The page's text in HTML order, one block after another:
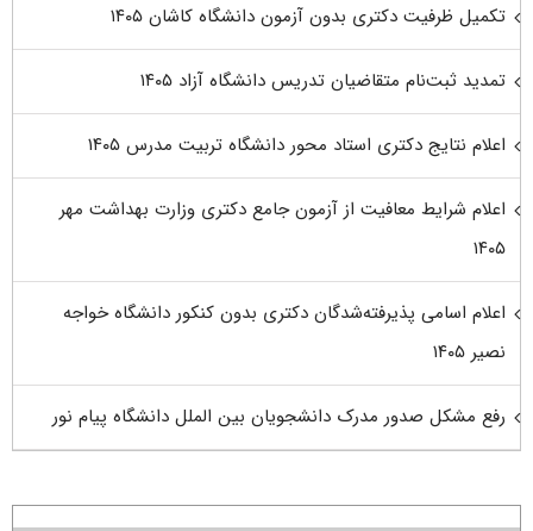
تکمیل ظرفیت دکتری بدون آزمون دانشگاه کاشان ۱۴۰۵
تمدید ثبت‌نام متقاضیان تدریس دانشگاه آزاد ۱۴۰۵
اعلام نتایج دکتری استاد محور دانشگاه تربیت مدرس ۱۴۰۵
اعلام شرایط معافیت از آزمون جامع دکتری وزارت بهداشت مهر
۱۴۰۵
اعلام اسامی پذیرفته‌شدگان دکتری بدون کنکور دانشگاه خواجه
نصیر ۱۴۰۵
رفع مشکل صدور مدرک دانشجویان بین الملل دانشگاه پیام نور